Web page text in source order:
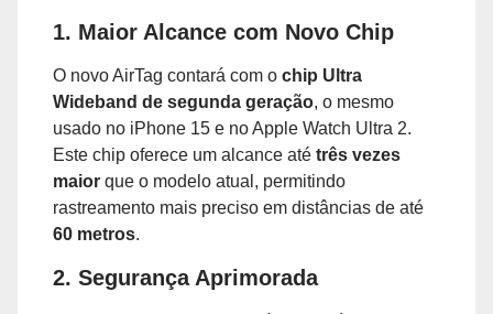
1. Maior Alcance com Novo Chip
O novo AirTag contará com o chip Ultra
Wideband de segunda geração, o mesmo
usado no iPhone 15 e no Apple Watch Ultra 2.
Este chip oferece um alcance até três vezes
maior que o modelo atual, permitindo
rastreamento mais preciso em distâncias de até
60 metros.
2. Segurança Aprimorada